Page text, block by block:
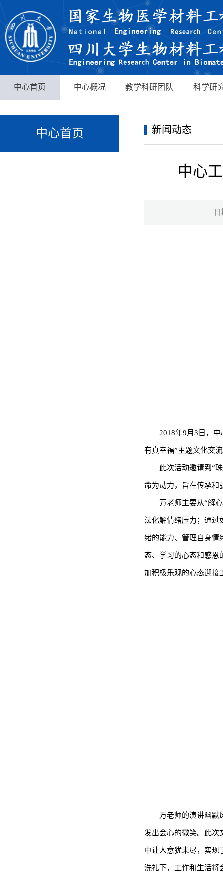
中心首页 中心概况 教学科研团队 科学研
中心首页 新闻动态
中心
2018年9月3日，
有真幸福”主题文化交
此次活动邀请到“
命为动力，旨在传承和
万老师主要从“解
法化解情绪压力；通过
绪的能力、管理自身情
态、学习的心态和感恩
加积极乐观的心态迎接
万老师的演讲幽默
发出会心的微笑。此次
中让人意犹未尽，实现
洗礼下，工作和生活将